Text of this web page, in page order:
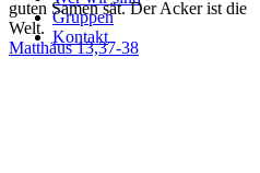
Gruppen
Kontakt
guten Samen sät. Der Acker ist die
Welt.
Matthäus 13,37-38